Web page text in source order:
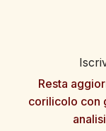
Resta
corilicolo con